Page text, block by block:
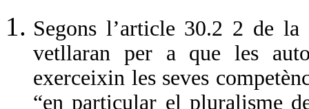
Segons l’article 30.2 2 de la
vetllaran per a que les
exerceixin les seves
“en particular el pluralisme